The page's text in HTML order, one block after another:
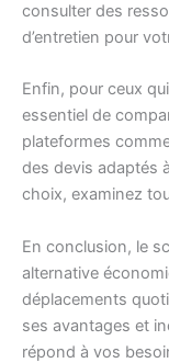
consulter des
d’entretien pour
Enfin, pour ceux
essentiel de
plateformes
des devis adaptés
choix, examinez
En conclusion, le
alternative
déplacements
ses avantages et
répond à vos